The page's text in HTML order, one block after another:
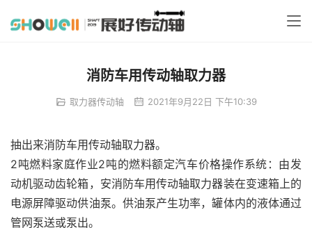
消防车用传动轴取力器
取力器传动轴 2021年9月22日 下午10:39
抽出来消防车用传动轴取力器。
2吨燃料家庭作业2吨的燃料额定汽车价格操作系统：由发
动机驱动齿轮箱，安消防车用传动轴取力器装在变速箱上的
电源屏障驱动供油泵。供油泵产生功率，罐体内的液体通过
管网泵送或泵出。